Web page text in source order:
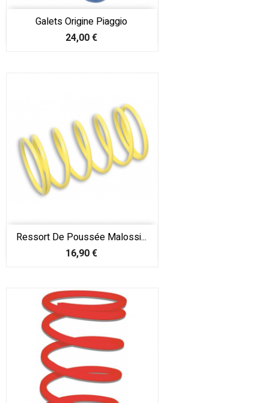
Galets Origine Piaggio
Prix
24,00 €
Ressort De Poussée Malossi...
Prix
16,90 €